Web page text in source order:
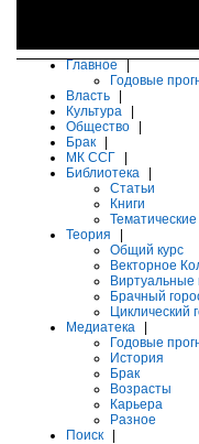
Главное
Годовые
Власть
Культура
Общество
Брак
МК ССГ
Библиотека
Статьи
Книги
Теория
Общий курс
Векторное
Виртуальные
Брачный
Циклический
Медиатека
Годовые
История
Брак
Возрасты
Карьера
Разное
Поиск